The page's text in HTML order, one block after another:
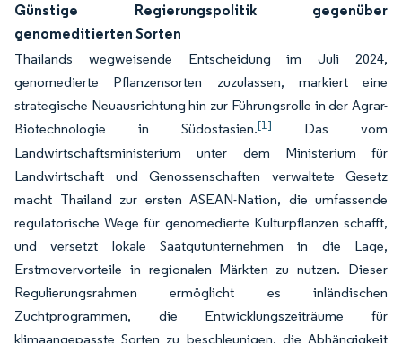
Günstige Regierungspolitik gegenüber
genomeditierten Sorten
Thailands wegweisende Entscheidung im Juli 2024,
genomedierte Pflanzensorten zuzulassen, markiert eine
strategische Neuausrichtung hin zur Führungsrolle in der Agrar-
Biotechnologie in Südostasien.[1]
Das vom
Landwirtschaftsministerium unter dem Ministerium für
Landwirtschaft und Genossenschaften verwaltete Gesetz
macht Thailand zur ersten ASEAN-Nation, die umfassende
regulatorische Wege für genomedierte Kulturpflanzen schafft,
und versetzt lokale Saatgutunternehmen in die Lage,
Erstmovervorteile in regionalen Märkten zu nutzen. Dieser
Regulierungsrahmen ermöglicht es inländischen
Zuchtprogrammen, die Entwicklungszeiträume für
klimaangepasste Sorten zu beschleunigen, die Abhängigkeit